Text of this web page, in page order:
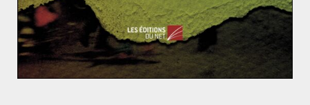
est actuellement professeur d’histoire-géographie en
collèges et lycées.